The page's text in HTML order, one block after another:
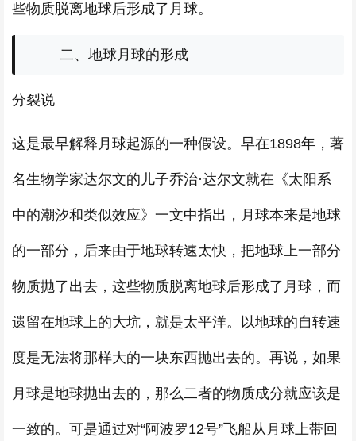
些物质脱离地球后形成了月球。
二、地球月球的形成
分裂说
这是最早解释月球起源的一种假设。早在1898年，著
名生物学家达尔文的儿子乔治·达尔文就在《太阳系
中的潮汐和类似效应》一文中指出，月球本来是地球
的一部分，后来由于地球转速太快，把地球上一部分
物质抛了出去，这些物质脱离地球后形成了月球，而
遗留在地球上的大坑，就是太平洋。以地球的自转速
度是无法将那样大的一块东西抛出去的。再说，如果
月球是地球抛出去的，那么二者的物质成分就应该是
一致的。可是通过对“阿波罗12号”飞船从月球上带回